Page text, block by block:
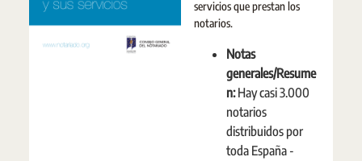
servicios que prestan los
notarios.
Notas
generales/Resume
n:Hay casi 3.000
notarios
distribuidos por
toda España -